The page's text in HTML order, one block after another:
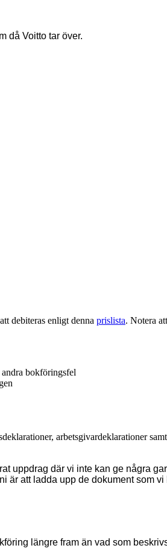
då Voitto tar över.
debiteras enligt denna prislista. Notera
bokföringsfel
arbetsgivardeklarationer
uppdrag där vi inte kan ge några
är att ladda upp de dokument som
längre fram än vad som